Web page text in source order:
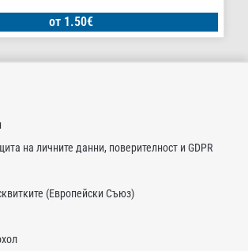
от 1.50€
на личните данни, поверителност и GDPR
(Европейски Съюз)